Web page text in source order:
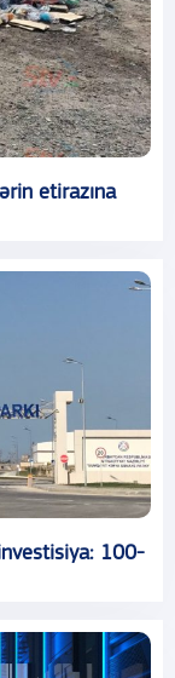
etirazına
100-